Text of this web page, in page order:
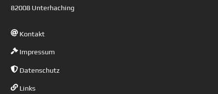
82008 Unterhaching
Kontakt
Impressum
Datenschutz
Links